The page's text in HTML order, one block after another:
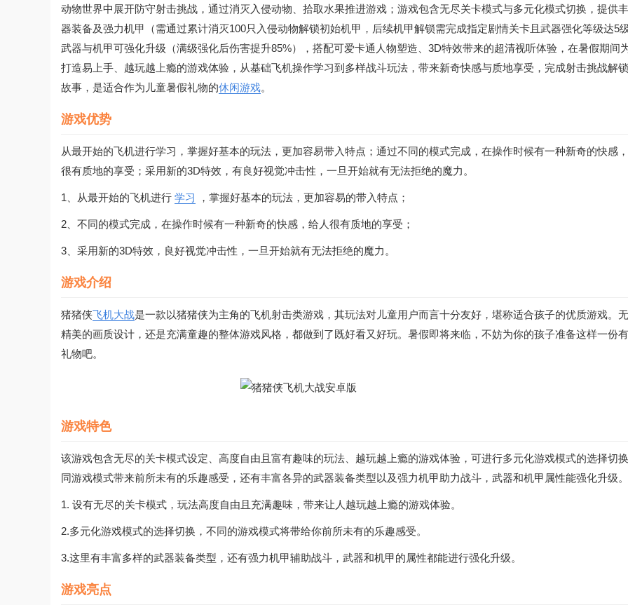
动物世界中展开防守射击挑战，通过消灭入侵动物、拾取水果推进游戏；游戏包含无尽关卡模式与多元化模式切换，提供
器装备及强力机甲（需通过累计消灭100只入侵动物解锁初始机甲，后续机甲解锁需完成指定剧情关卡且武器强化等级达5
武器与机甲可强化升级（满级强化后伤害提升85%），搭配可爱卡通人物塑造、3D特效带来的超清视听体验，在暑假期间
打造易上手、越玩越上瘾的游戏体验，从基础飞机操作学习到多样战斗玩法，带来新奇快感与质地享受，完成射击挑战解
故事，是适合作为儿童暑假礼物的休闲游戏。
游戏优势
从最开始的飞机进行学习，掌握好基本的玩法，更加容易带入特点；通过不同的模式完成，在操作时候有一种新奇的快感
很有质地的享受；采用新的3D特效，有良好视觉冲击性，一旦开始就有无法拒绝的魔力。
1、从最开始的飞机进行 学习 ，掌握好基本的玩法，更加容易的带入特点；
2、不同的模式完成，在操作时候有一种新奇的快感，给人很有质地的享受；
3、采用新的3D特效，良好视觉冲击性，一旦开始就有无法拒绝的魔力。
游戏介绍
猪猪侠飞机大战是一款以猪猪侠为主角的飞机射击类游戏，其玩法对儿童用户而言十分友好，堪称适合孩子的优质游戏。
精美的画质设计，还是充满童趣的整体游戏风格，都做到了既好看又好玩。暑假即将来临，不妨为你的孩子准备这样一份
礼物吧。
游戏特色
该游戏包含无尽的关卡模式设定、高度自由且富有趣味的玩法、越玩越上瘾的游戏体验，可进行多元化游戏模式的选择切
同游戏模式带来前所未有的乐趣感受，还有丰富各异的武器装备类型以及强力机甲助力战斗，武器和机甲属性能强化升级。
1. 设有无尽的关卡模式，玩法高度自由且充满趣味，带来让人越玩越上瘾的游戏体验。
2.多元化游戏模式的选择切换，不同的游戏模式将带给你前所未有的乐趣感受。
3.这里有丰富多样的武器装备类型，还有强力机甲辅助战斗，武器和机甲的属性都能进行强化升级。
游戏亮点